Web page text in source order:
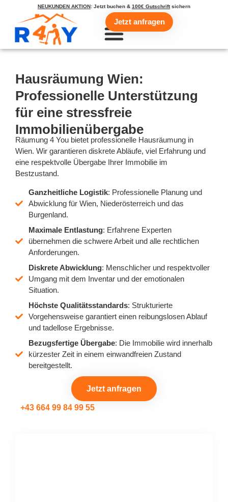
NEUKUNDEN AKTION: Jetzt buchen & 100€ Gutschriftsichern
Jetzt anfragen
Hausräumung Wien:
Professionelle Unterstützung
für eine stressfreie
Immobilienübergabe
Räumung 4 You bietet professionelle Hausräumung in
Wien. Wir garantieren diskrete Abläufe, viel Erfahrung und
eine respektvolle Übergabe Ihrer Immobilie im
Bestzustand.
Ganzheitliche Logistik: Professionelle Planung und
Abwicklung für Wien, Niederösterreich und das
Burgenland.
Maximale Entlastung: Erfahrene Experten
übernehmen die schwere Arbeit und alle rechtlichen
Anforderungen.
Diskrete Abwicklung: Menschlicher und respektvoller
Umgang mit dem Inventar und der emotionalen
Situation.
Höchste Qualitätsstandards: Strukturierte
Vorgehensweise garantiert einen reibungslosen Ablauf
und tadellose Ergebnisse.
Bezugsfertige Übergabe: Die Immobilie wird innerhalb
kürzester Zeit in einem einwandfreien Zustand
bereitgestellt.
Jetzt anfragen
+43 664 99 84 99 55